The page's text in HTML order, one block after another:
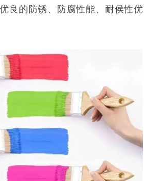
良的防锈、防腐性能、耐侯性优